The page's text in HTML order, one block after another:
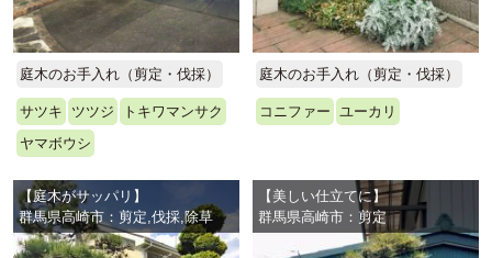
庭木のお手入れ（剪定・伐採）
サツキ ツツジ
トキワマンサク
ヤマボウシ
庭木のお手入れ（剪定・伐採）
コニファー ユーカリ
【庭木がサッパリ】
群馬県高崎市：剪定,伐採,除草
【美しい仕立てに】
群馬県高崎市：剪定